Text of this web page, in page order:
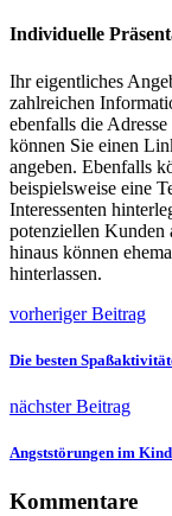
Individuelle
Ihr eigentliches
zahlreichen
ebenfalls die
können Sie einen
angeben. Ebenfalls
beispielsweise eine
Interessenten
potenziellen Kunden
hinaus können
hinterlassen.
vorheriger Beitrag
Die besten
nächster Beitrag
Angststörungen im
Kommentare